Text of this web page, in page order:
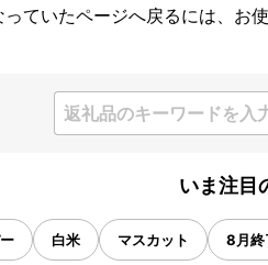
ていたページへ戻るには、お
いま注目
白米 マスカット 8月終